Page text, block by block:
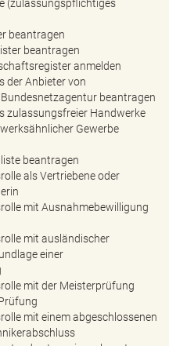
(zulassungspflichtiges
beantragen
beantragen
anmelden
der Anbieter von
beantragen
zulassungsfreier Handwerke
Gewerbe
beantragen
als Vertriebene oder
mit Ausnahmebewilligung
mit ausländischer
einer
mit der Meisterprüfung
mit einem abgeschlossenen